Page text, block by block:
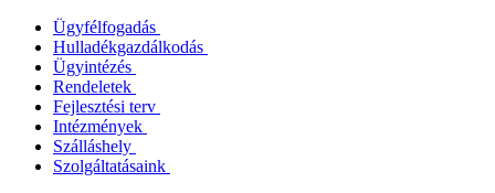
Ügyfélfogadás
Hulladékgazdálkodás
Ügyintézés
Rendeletek
Fejlesztési terv
Intézmények
Szálláshely
Szolgáltatásaink